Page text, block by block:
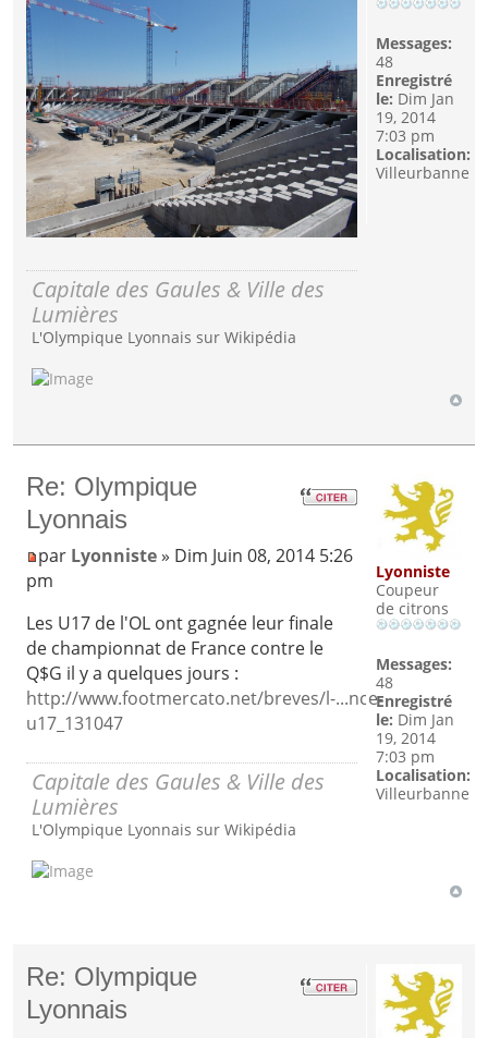
Capitale des Gaules & Ville des
Lumières
L'Olympique Lyonnais sur Wikipédia
Messages:
48
Enregistré
le: Dim Jan
19, 2014
7:03 pm
Localisation:
Villeurbanne
Re: Olympique
Lyonnais
par Lyonniste» Dim Juin 08, 2014 5:26
pm
Les U17 de l'OL ont gagnée leur finale
de championnat de France contre le
Q$G il y a quelques jours :
http://www.footmercato.net/breves/l-...nce-
u17_131047
Capitale des Gaules & Ville des
Lumières
L'Olympique Lyonnais sur Wikipédia
Lyonniste
Coupeur
de citrons
Messages:
48
Enregistré
le: Dim Jan
19, 2014
7:03 pm
Localisation:
Villeurbanne
Re: Olympique
Lyonnais